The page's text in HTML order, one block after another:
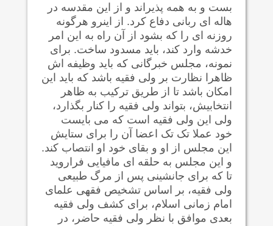
بست و به همه پذیراند و از این مقدسه در
هاله ای ربانی دفاع کرد. از اینرو هرگونه
روزنه ای را که بشود از آن راه به این امر
خدشه وارد کند، باید مسدود ساخت. برای
نمونه، مجلس خبرگانی که باید وظیفه اش
ظاهرا نظارت بر ولی فقیه باشد که باید این
امکان باشد تا از طریق ترکیب به ظاهر
انتخابیش، بتواند ولی فقیه را کنار بگذارد،
ولی این ولی فقیه است که می بایست
خود عملا تک تک اعضا آن را برای ستایش
این مجلس از او و بقای خود او انتصاب کند.
و این مجلس به حلقه ای مافیایی فراروید
تا که برای جانشینی پس از مرگ طبیعی
ولی فقیه، بر اساس تشخیص فقهی علمای
امام زمانی اسلام، برای کشف ولی فقیه
بعدی موافق با نظر ولی فقیه حاضر، در